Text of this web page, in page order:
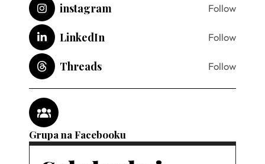
instagram Follow
LinkedIn Follow
Threads Follow
Grupa na Facebooku